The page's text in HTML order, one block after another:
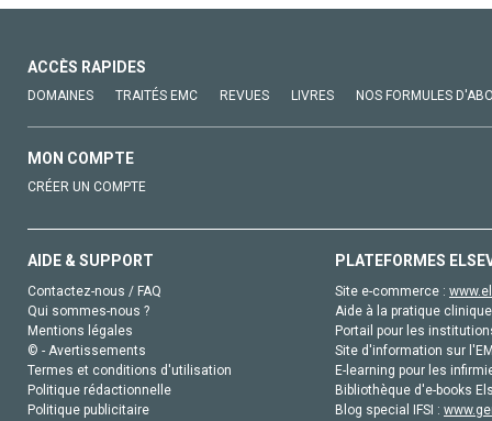
ACCÈS RAPIDES
DOMAINES TRAITÉS EMC REVUES LIVRES NOS FORMULES
MON COMPTE
CRÉER UN COMPTE
AIDE & SUPPORT
Contactez-nous / FAQ
Qui sommes-nous ?
Mentions légales
© - Avertissements
Termes et conditions d'utilisation
Politique rédactionnelle
Politique publicitaire
PLATEFORMES
Site e-commerce :
Aide à la pratique
Portail pour les
Site d'information sur
E-learning pour les
Bibliothèque d'e-books
Blog special IFSI :